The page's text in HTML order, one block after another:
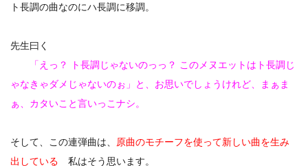
ト長調の曲なのにハ長調に移調。
先生曰く
「えっ？ ト長調じゃないのっっ？ このメヌエットはト長調じ
ゃなきゃダメじゃないのぉ」と、お思いでしょうけれど、まぁま
ぁ、カタいこと言いっこナシ。
そして、この連弾曲は、
原曲のモチーフを使って新しい曲を生み
出している 私はそう思います。